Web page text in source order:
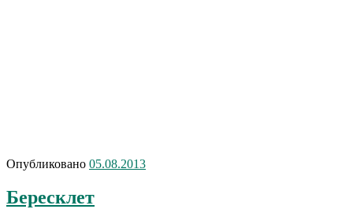
Опубликовано 05.08.2013
Бересклет